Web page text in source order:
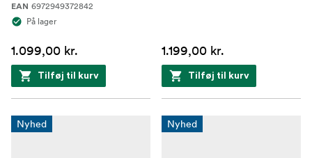
EAN 6972949372842
På lager
1.099,00 kr.
Tilføj til kurv
1.199,00 kr.
Tilføj til kurv
Nyhed Nyhed